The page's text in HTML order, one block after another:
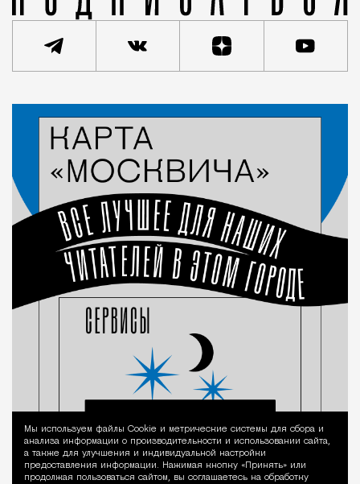
Уведомление
Мы используем файлы Сookie и метрические системы для сбора и
анализа информации о производительности и использовании сайта,
а также для улучшения и индивидуальной настройки
предоставления информации. Нажимая кнопку «Принять» или
продолжая пользоваться сайтом, вы соглашаетесь на обработку